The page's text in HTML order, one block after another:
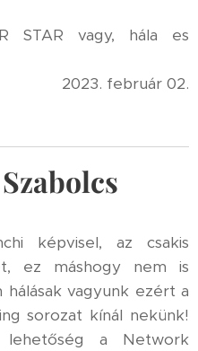
STAR vagy, hála es
2023. február 02.
képvisel, az csakis
ez máshogy nem is
vagyunk ezért a
sorozat kínál nekünk!
lehetőség a Network